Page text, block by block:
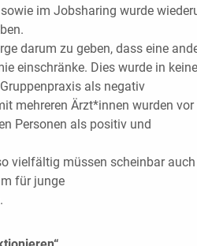
im Jobsharing wurde
darum zu geben, dass eine
einschränke. Dies wurde in
als negativ
mehreren Ärzt*innen wurden vor
Personen als positiv und
vielfältig müssen scheinbar auch
für junge